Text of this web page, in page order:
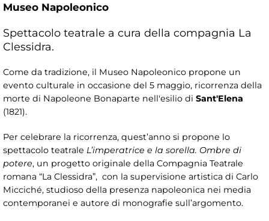
Museo Napoleonico
Spettacolo teatrale a cura della compagnia La
Clessidra.
Come da tradizione, il Museo Napoleonico propone un
evento culturale in occasione del 5 maggio, ricorrenza della
morte di Napoleone Bonaparte nell'esilio di Sant'Elena
(1821).
Per celebrare la ricorrenza, quest’anno si propone lo
spettacolo teatrale L’imperatrice e la sorella. Ombre di
potere, un progetto originale della Compagnia Teatrale
romana “La Clessidra”, con la supervisione artistica di Carlo
Micciché, studioso della presenza napoleonica nei media
contemporanei e autore di monografie sull’argomento.